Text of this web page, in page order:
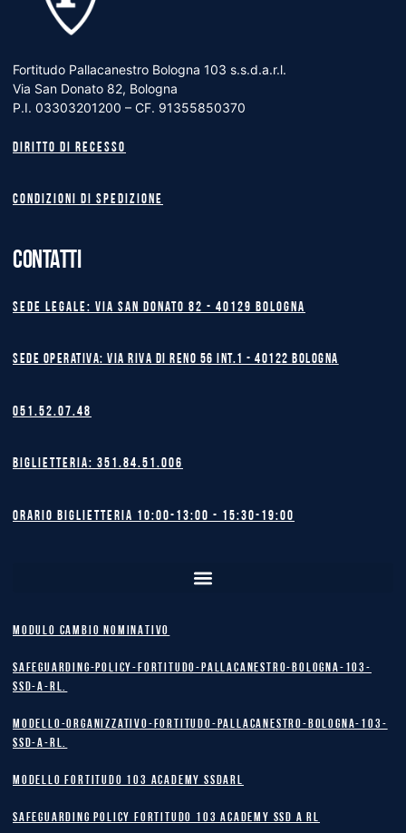
Fortitudo Pallacanestro Bologna 103 s.s.d.a.r.l.
Via San Donato 82, Bologna
P.I. 03303201200 – CF. 91355850370
Diritto di recesso
Condizioni di spedizione
CONTATTI
Sede legale: Via San Donato 82 - 40129 BOLOGNA
Sede operativa: Via Riva di Reno 56 int.1 - 40122 BOLOGNA
051.52.07.48
Biglietteria: 351.84.51.006
Orario biglietteria 10:00-13:00 - 15:30-19:00
MODULO CAMBIO NOMINATIVO
safeguarding-policy-Fortitudo-Pallacanestro-Bologna-103-
SSD-A-RL.
Modello-Organizzativo-Fortitudo-Pallacanestro-Bologna-103-
SSD-A-RL.
MODELLO FORTITUDO 103 ACADEMY SSDARL
safeguarding policy Fortitudo 103 Academy SSD A RL